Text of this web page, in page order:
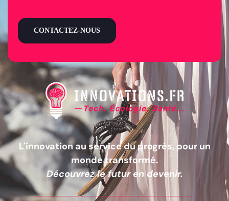
L'innovation au service du progrès, pour un
monde transformé.
Découvrez le futur en devenir.
CONTACTEZ-NOUS